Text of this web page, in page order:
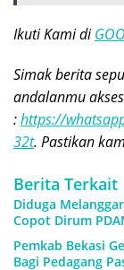
Ikuti Kami di
Simak berita
andalanmu
:https://
32t. Pastikan
Berita Terkait
Diduga
Copot Dirum
Pemkab Bekasi
Bagi Pedagang